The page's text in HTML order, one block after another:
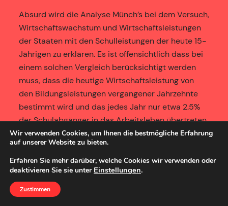
Absurd wird die Analyse Münch’s bei dem Versuch,
Wirtschaftswachstum und Wirtschaftsleistungen
der Staaten mit den Schulleistungen der heute 15-
Jährigen zu erklären. Es ist offensichtlich dass bei
einem solchen Vergleich berücksichtigt werden
muss, dass die heutige Wirtschaftsleistung von
den Bildungsleistungen vergangener Jahrzehnte
bestimmt wird und das jedes Jahr nur etwa 2.5%
der Schulabgänger in das Arbeitsleben übertreten
und damit in zukünftigen Wirtschaftsleistungen
wirksam werden können. Berücksichtigt man dies,
dann sind kognitive Schulleistungen bei weitem die
Besten Preditoren für zukünftiges
Wirtschaftswachstum. Das Hoover Institut hat
dazu eindrucksvolle Berechnungen angestellt.
Wir verwenden Cookies, um Ihnen die bestmögliche Erfahrung
auf unserer Website zu bieten.
Erfahren Sie mehr darüber, welche Cookies wir verwenden oder
deaktivieren Sie sie unter Einstellungen.
Zustimmen